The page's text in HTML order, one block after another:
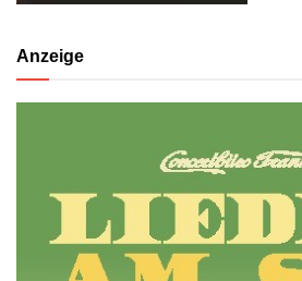
Anzeige